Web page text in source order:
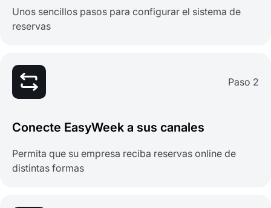
Unos sencillos pasos para configurar el sistema de
reservas
Paso 2
Conecte EasyWeek a sus canales
Permita que su empresa reciba reservas online de
distintas formas